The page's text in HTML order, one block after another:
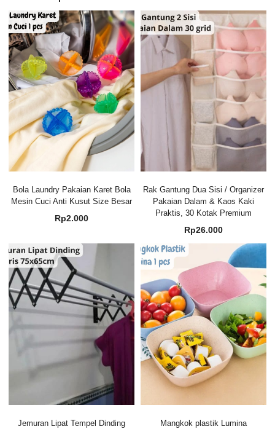
Bola Laundry Pakaian Karet Bola
Mesin Cuci Anti Kusut Size Besar
Rp2.000
Rak Gantung Dua Sisi / Organizer
Pakaian Dalam & Kaos Kaki
Praktis, 30 Kotak Premium
Rp26.000
Jemuran Lipat Tempel Dinding
Mangkok plastik Lumina